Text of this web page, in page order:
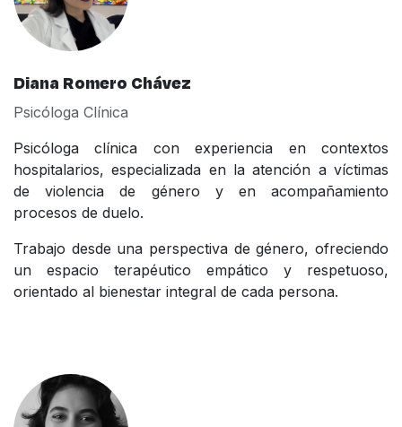
Diana Romero Chávez
Psicóloga Clínica
Psicóloga clínica con experiencia en contextos
hospitalarios, especializada en la atención a víctimas
de violencia de género y en acompañamiento
procesos de duelo.
Trabajo desde una perspectiva de género, ofreciendo
un espacio terapéutico empático y respetuoso,
orientado al bienestar integral de cada persona.